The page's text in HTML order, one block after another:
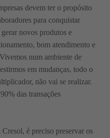
devem ter o propósito
para conquistar
novos produtos e
bom atendimento e
num ambiente de
em mudanças, todo o
não vai se realizar.
das transações
é preciso preservar os